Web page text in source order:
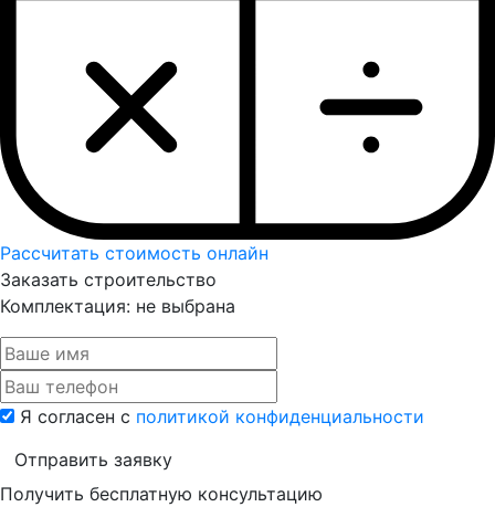
Рассчитать стоимость онлайн
Заказать строительство
Комплектация: не выбрана
Я согласен с политикой конфиденциальности
Отправить заявку
Получить бесплатную консультацию